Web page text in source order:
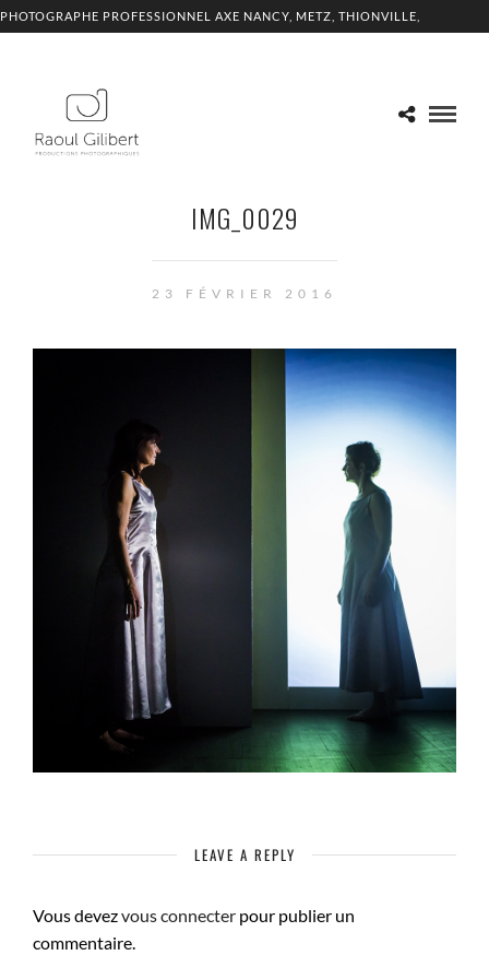
PHOTOGRAPHE PROFESSIONNEL AXE NANCY, METZ, THIONVILLE,
IMG_0029
23 FÉVRIER 2016
LEAVE A REPLY
Vous devezvous connecter pour publier un
commentaire.